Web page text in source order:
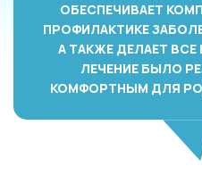
ОБЕСПЕЧИВАЕТ
ПРОФИЛАКТИКЕ
А ТАКЖЕ ДЕЛАЕТ
ЛЕЧЕНИЕ БЫЛО
КОМФОРТНЫМ ДЛЯ